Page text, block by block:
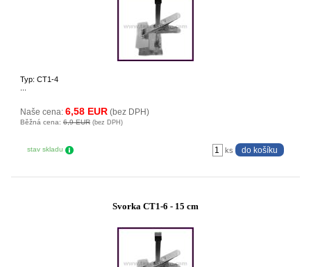
Typ: CT1-4
Naše cena: 6,58 EUR (bez DPH)
Běžná cena: 6,9 EUR (bez DPH)
stav skladu ks
Svorka CT1-6 - 15 cm